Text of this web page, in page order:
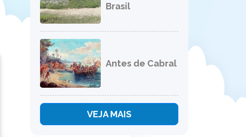
Brasil
Antes de Cabral
VEJA MAIS